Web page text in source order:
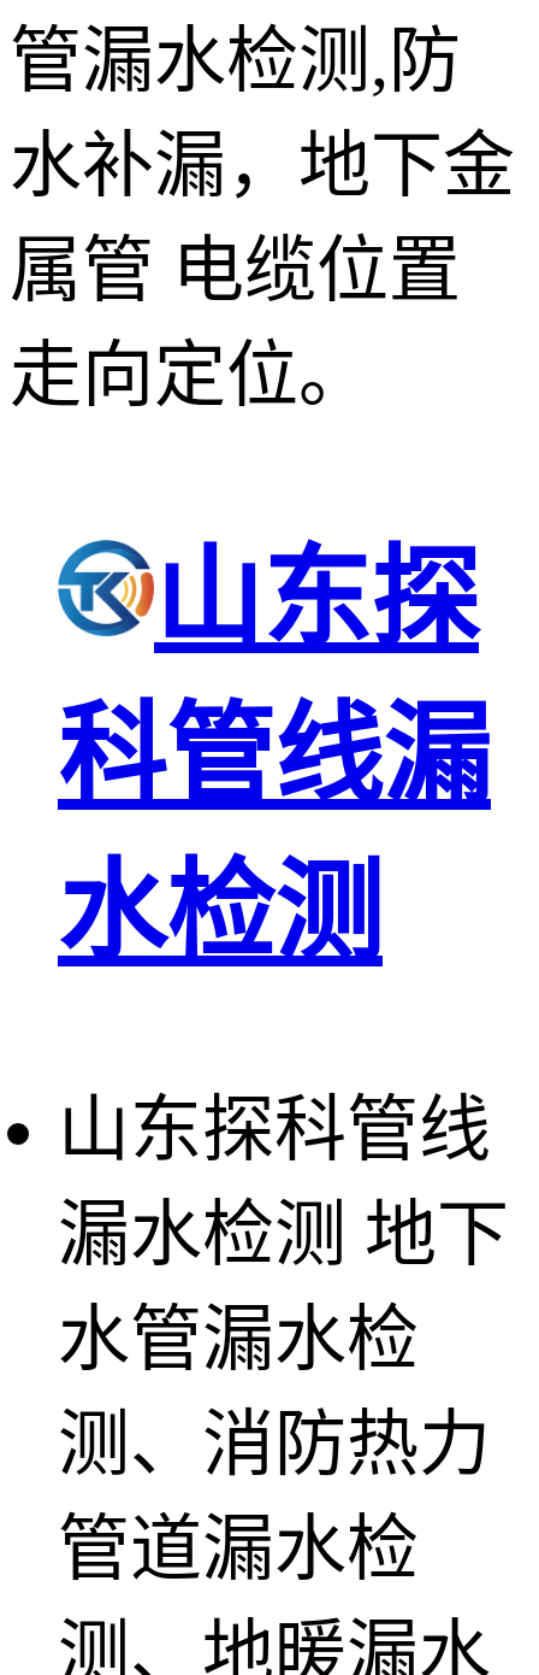
管漏水检测,防
水补漏，地下金
属管 电缆位置
走向定位。
山东探
科管线漏
水检测
山东探科管线
漏水检测 地下
水管漏水检
测、消防热力
管道漏水检
测、地暖漏水